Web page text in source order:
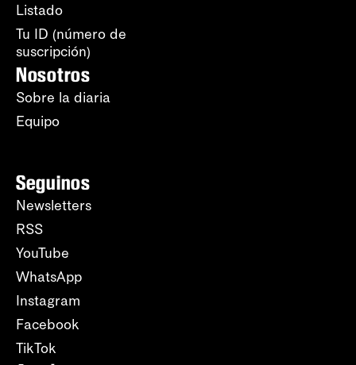
Listado
Tu ID (número de
suscripción)
Nosotros
Sobre la diaria
Equipo
Seguinos
Newsletters
RSS
YouTube
WhatsApp
Instagram
Facebook
TikTok